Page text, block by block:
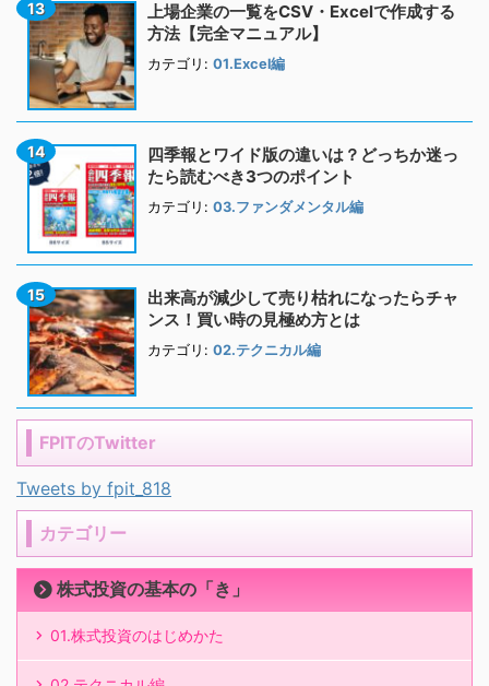
上場企業の一覧をCSV・Excelで作成する
方法【完全マニュアル】
カテゴリ: 01.Excel編
四季報とワイド版の違いは？どっちか迷っ
たら読むべき3つのポイント
カテゴリ: 03.ファンダメンタル編
出来高が減少して売り枯れになったらチャ
ンス！買い時の見極め方とは
カテゴリ: 02.テクニカル編
FPITのTwitter
Tweets by fpit_818
カテゴリー
株式投資の基本の「き」
01.株式投資のはじめかた